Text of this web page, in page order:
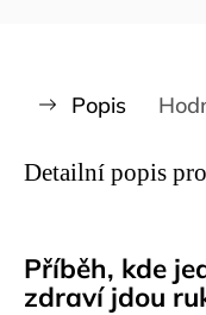
Popis
Detailní popis
Příběh, kde
zdraví jdou